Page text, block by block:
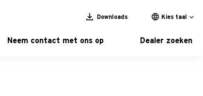
Downloads Kies taal
Neem contact met ons op Dealer zoeken